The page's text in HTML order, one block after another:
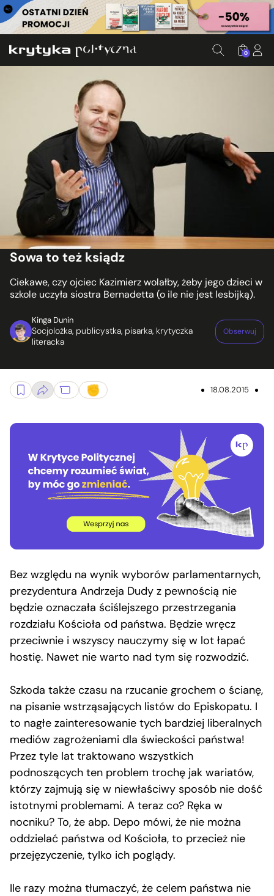
0
Sowa to też ksiądz
Ciekawe, czy ojciec Kazimierz wolałby, żeby jego dzieci w
szkole uczyła siostra Bernadetta (o ile nie jest lesbijką).
Kinga Dunin
Socjolożka, publicystka, pisarka, krytyczka
literacka
Obserwuj
18.08.2015
Bez względu na wynik wyborów parlamentarnych,
prezydentura Andrzeja Dudy z pewnością nie
będzie oznaczała ściślejszego przestrzegania
rozdziału Kościoła od państwa. Będzie wręcz
przeciwnie i wszyscy nauczymy się w lot łapać
hostię. Nawet nie warto nad tym się rozwodzić.
Szkoda także czasu na rzucanie grochem o ścianę,
na pisanie wstrząsających listów do Episkopatu. I
to nagłe zainteresowanie tych bardziej liberalnych
mediów zagrożeniami dla świeckości państwa!
Przez tyle lat traktowano wszystkich
podnoszących ten problem trochę jak wariatów,
którzy zajmują się w niewłaściwy sposób nie dość
istotnymi problemami. A teraz co? Ręka w
nocniku? To, że abp. Depo mówi, że nie można
oddzielać państwa od Kościoła, to przecież nie
przejęzyczenie, tylko ich poglądy.
Ile razy można tłumaczyć, że celem państwa nie